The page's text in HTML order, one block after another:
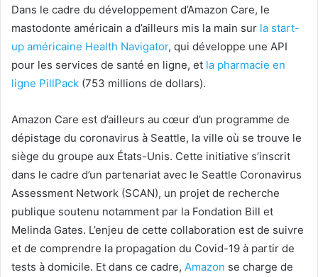
Dans le cadre du développement d’Amazon Care, le
mastodonte américain a d’ailleurs mis la main sur la start-
up américaine Health Navigator, qui développe une API
pour les services de santé en ligne, et la pharmacie en
ligne PillPack (753 millions de dollars).
Amazon Care est d’ailleurs au cœur d’un programme de
dépistage du coronavirus à Seattle, la ville où se trouve le
siège du groupe aux États-Unis. Cette initiative s’inscrit
dans le cadre d’un partenariat avec le Seattle Coronavirus
Assessment Network (SCAN), un projet de recherche
publique soutenu notamment par la Fondation Bill et
Melinda Gates. L’enjeu de cette collaboration est de suivre
et de comprendre la propagation du Covid-19 à partir de
tests à domicile. Et dans ce cadre, Amazon se charge de